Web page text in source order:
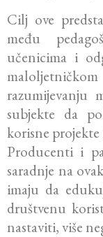
Cilj ove
među
učenicima i
razumijevanju
subjekte da
korisne
Producenti i
saradnje na
imaju da
društvenu
nastaviti, više